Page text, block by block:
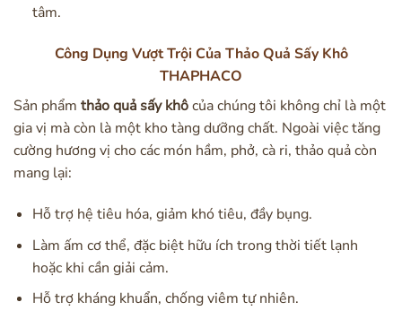
tâm.
Công Dụng Vượt Trội Của Thảo Quả Sấy Khô
THAPHACO
Sản phẩm thảo quả sấy khôcủa chúng tôi không chỉ là một
gia vị mà còn là một kho tàng dưỡng chất. Ngoài việc tăng
cường hương vị cho các món hầm, phở, cà ri, thảo quả còn
mang lại:
Hỗ trợ hệ tiêu hóa, giảm khó tiêu, đầy bụng.
Làm ấm cơ thể, đặc biệt hữu ích trong thời tiết lạnh
hoặc khi cần giải cảm.
Hỗ trợ kháng khuẩn, chống viêm tự nhiên.